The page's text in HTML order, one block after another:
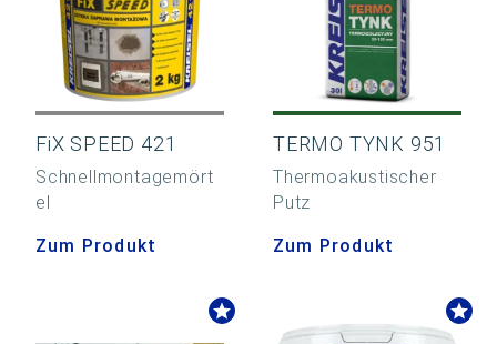
FiX SPEED 421
Schnellmontagemört
el
Zum Produkt
TERMO TYNK 951
Thermoakustischer
Putz
Zum Produkt